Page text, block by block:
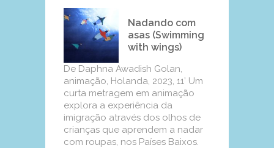
Nadando com
asas (Swimming
with wings)
De Daphna Awadish Golan,
animação, Holanda, 2023, 11’ Um
curta metragem em animação
explora a experiência da
imigração através dos olhos de
crianças que aprendem a nadar
com roupas, nos Países Baixos.